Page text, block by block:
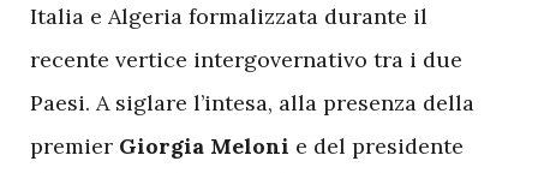
Italia e Algeria formalizzata durante il
recente vertice intergovernativo tra i due
Paesi. A siglare l’intesa, alla presenza della
premier Giorgia Meloni e del presidente